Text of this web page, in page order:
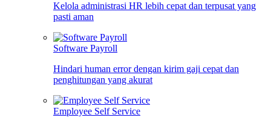
Kelola administrasi HR lebih cepat dan terpusat yang
pasti aman
Software Payroll
Hindari human error dengan kirim gaji cepat dan
penghitungan yang akurat
Employee Self Service